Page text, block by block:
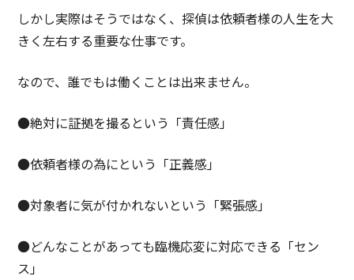
しかし実際はそうではなく、探偵は依頼者様の人生を大
きく左右する重要な仕事です。
なので、誰でもは働くことは出来ません。
●絶対に証拠を撮るという「責任感」
●依頼者様の為にという「正義感」
●対象者に気が付かれないという「緊張感」
●どんなことがあっても臨機応変に対応できる「セン
ス」